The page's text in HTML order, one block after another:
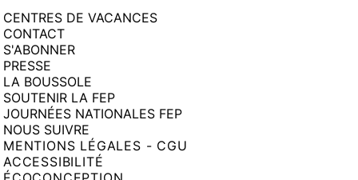
CENTRES DE VACANCES
CONTACT
S'ABONNER
PRESSE
LA BOUSSOLE
SOUTENIR LA FEP
JOURNÉES NATIONALES FEP
NOUS SUIVRE
MENTIONS LÉGALES - CGU
ACCESSIBILITÉ